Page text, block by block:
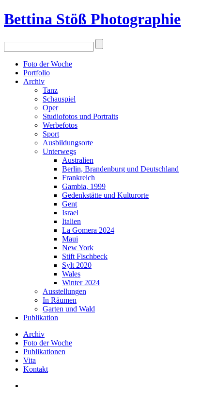
Bettina Stöß Photographie
Foto der Woche
Portfolio
Archiv
Tanz
Schauspiel
Oper
Studiofotos und Portraits
Werbefotos
Sport
Ausbildungsorte
Unterwegs
Australien
Berlin, Brandenburg und Deutschland
Frankreich
Gambia, 1999
Gedenkstätte und Kulturorte
Gent
Israel
Italien
La Gomera 2024
Maui
New York
Stift Fischbeck
Sylt 2020
Wales
Winter 2024
Ausstellungen
In Räumen
Garten und Wald
Publikation
Archiv
Foto der Woche
Publikationen
Vita
Kontakt